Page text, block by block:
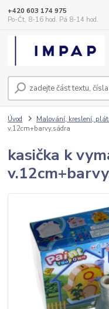
+420 603 174 975
Po-Čt, 8-16 hod. Pá 8-14 hod.
Úvod Malování, kreslení,
v.12cm+barvy,sádra
kasička k